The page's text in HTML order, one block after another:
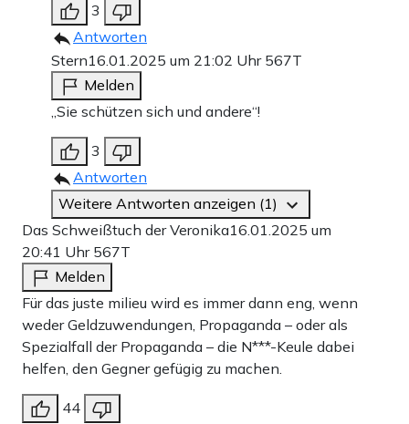
3
Antworten
Stern16.01.2025 um 21:02 Uhr 567T
Melden
„Sie schützen sich und andere“!
3
Antworten
Weitere Antworten anzeigen (1)
Das Schweißtuch der Veronika16.01.2025 um
20:41 Uhr 567T
Melden
Für das juste milieu wird es immer dann eng, wenn
weder Geldzuwendungen, Propaganda – oder als
Spezialfall der Propaganda – die N***-Keule dabei
helfen, den Gegner gefügig zu machen.
44